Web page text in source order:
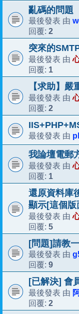
亂碼的問題
最後發表 由
回覆: 2
突來的
最後發表 由
回覆: 1
【求助】嚴
最後發表 由
回覆: 2
最後發表 由
我論壇電郵
最後發表 由
回覆: 1
還原資料庫
顯示[這個版
最後發表 由
回覆: 5
[問題]請教
最後發表 由
回覆: 9
[已解決] 會
最後發表 由
回覆: 2